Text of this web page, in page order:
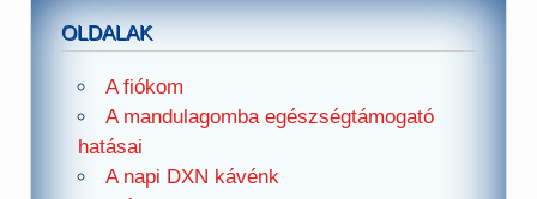
OLDALAK
A fiókom
A mandulagomba egészségtámogató
hatásai
A napi DXN kávénk